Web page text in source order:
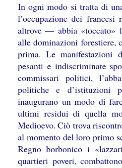
In ogni modo si tratta di
l’occupazione dei
altrove ― abbia «toccato»
alle dominazioni forestiere,
prima. Le manifestazioni
pesanti e indiscriminate
commissari politici,
politiche e d’istituzioni
inaugurano un modo di
ultimi residui di quella
Medioevo. Ciò trova
al momento del loro primo
Regno borbonico i
quartieri poveri,